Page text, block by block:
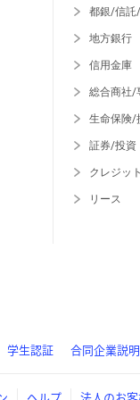
都銀/信託
地方銀行
信用金庫
総合商社/
生命保険/
証券/投資
クレジッ
リース
学生認証 合同企業説